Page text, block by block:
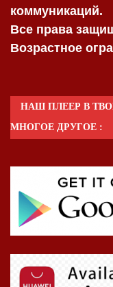
коммуникаций.
Все права
Возрастное
НАШ ПЛЕЕР В
МНОГОЕ ДРУГОЕ :